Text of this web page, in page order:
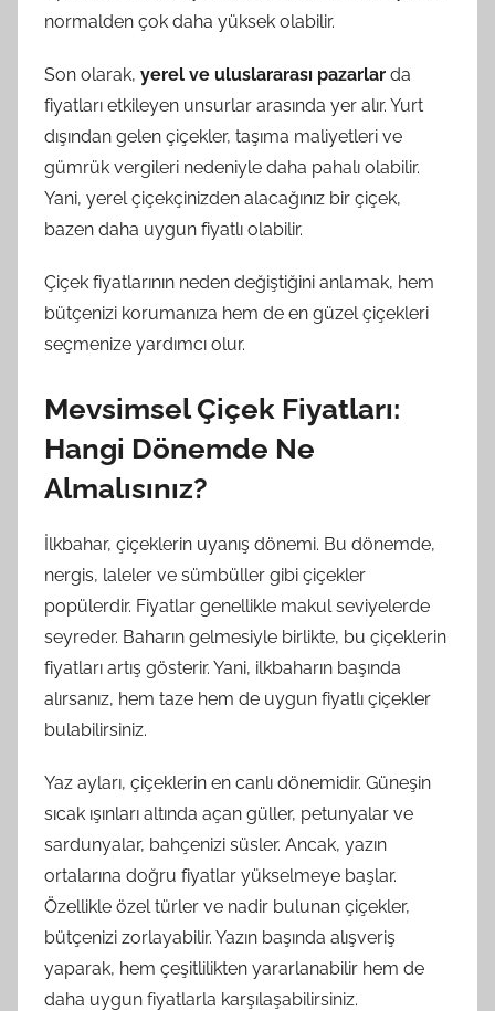
normalden çok daha yüksek olabilir.
Son olarak, yerel ve uluslararası pazarlar da
fiyatları etkileyen unsurlar arasında yer alır. Yurt
dışından gelen çiçekler, taşıma maliyetleri ve
gümrük vergileri nedeniyle daha pahalı olabilir.
Yani, yerel çiçekçinizden alacağınız bir çiçek,
bazen daha uygun fiyatlı olabilir.
Çiçek fiyatlarının neden değiştiğini anlamak, hem
bütçenizi korumanıza hem de en güzel çiçekleri
seçmenize yardımcı olur.
Mevsimsel Çiçek Fiyatları:
Hangi Dönemde Ne
Almalısınız?
İlkbahar, çiçeklerin uyanış dönemi. Bu dönemde,
nergis, laleler ve sümbüller gibi çiçekler
popülerdir. Fiyatlar genellikle makul seviyelerde
seyreder. Baharın gelmesiyle birlikte, bu çiçeklerin
fiyatları artış gösterir. Yani, ilkbaharın başında
alırsanız, hem taze hem de uygun fiyatlı çiçekler
bulabilirsiniz.
Yaz ayları, çiçeklerin en canlı dönemidir. Güneşin
sıcak ışınları altında açan güller, petunyalar ve
sardunyalar, bahçenizi süsler. Ancak, yazın
ortalarına doğru fiyatlar yükselmeye başlar.
Özellikle özel türler ve nadir bulunan çiçekler,
bütçenizi zorlayabilir. Yazın başında alışveriş
yaparak, hem çeşitlilikten yararlanabilir hem de
daha uygun fiyatlarla karşılaşabilirsiniz.